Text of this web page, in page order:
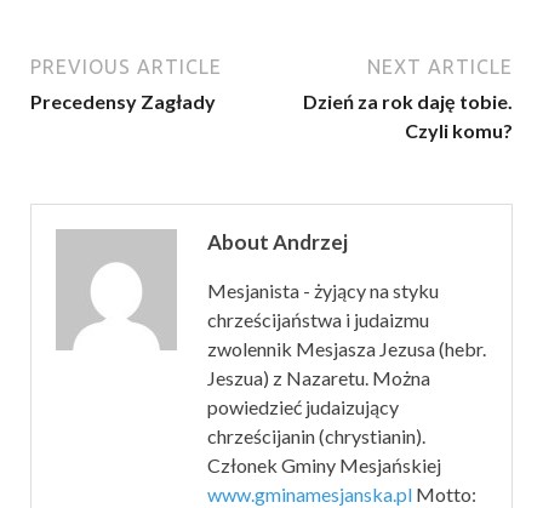
PREVIOUS ARTICLE
Precedensy Zagłady
NEXT ARTICLE
Dzień za rok daję tobie.
Czyli komu?
About Andrzej
Mesjanista - żyjący na styku
chrześcijaństwa i judaizmu
zwolennik Mesjasza Jezusa (hebr.
Jeszua) z Nazaretu. Można
powiedzieć judaizujący
chrześcijanin (chrystianin).
Członek Gminy Mesjańskiej
www.gminamesjanska.pl Motto: